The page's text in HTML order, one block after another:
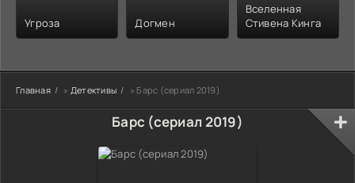
Угроза Догмен
Вселенная
Стивена Кинга
Главная » Детективы » Барс (сериал 2019)
Барс (сериал 2019)